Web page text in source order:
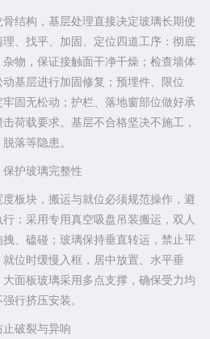
结构，基层处理直接决定玻璃长期使
、找平、加固、定位四道工序：彻底
物，保证接触面干净干燥；检查墙体
基层进行加固修复；预埋件、限位
固无松动；护栏、落地窗部位做好承
荷载要求。基层不合格坚决不施工，
落等隐患。
护玻璃完整性
板块，搬运与就位必须规范操作，避
：采用专用真空吸盘吊装搬运，双人
、磕碰；玻璃保持垂直转运，禁止平
位时缓慢入框，居中放置、水平垂
面板玻璃采用多点支撑，确保受力均
行挤压安装。
破裂与异响